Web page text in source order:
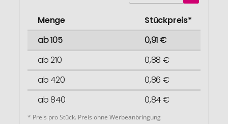
Menge
Stückpreis*
ab 105
0,91 €
ab 210
0,88 €
ab 420
0,86 €
ab 840
0,84 €
* Preis pro Stück. Preis ohne Werbeanbringung